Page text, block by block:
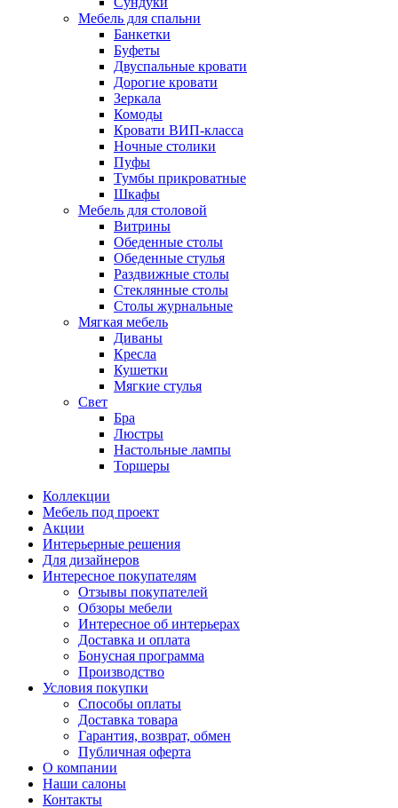
Мебель для спальни
Банкетки
Буфеты
Двуспальные кровати
Дорогие кровати
Зеркала
Комоды
Кровати ВИП-класса
Ночные столики
Пуфы
Тумбы прикроватные
Шкафы
Мебель для столовой
Витрины
Обеденные столы
Обеденные стулья
Раздвижные столы
Стеклянные столы
Столы журнальные
Мягкая мебель
Диваны
Кресла
Кушетки
Мягкие стулья
Свет
Бра
Люстры
Настольные лампы
Торшеры
Коллекции
Мебель под проект
Акции
Интерьерные решения
Для дизайнеров
Интересное покупателям
Отзывы покупателей
Обзоры мебели
Интересное об интерьерах
Доставка и оплата
Бонусная программа
Производство
Условия покупки
Способы оплаты
Доставка товара
Гарантия, возврат, обмен
Публичная оферта
О компании
Наши салоны
Контакты